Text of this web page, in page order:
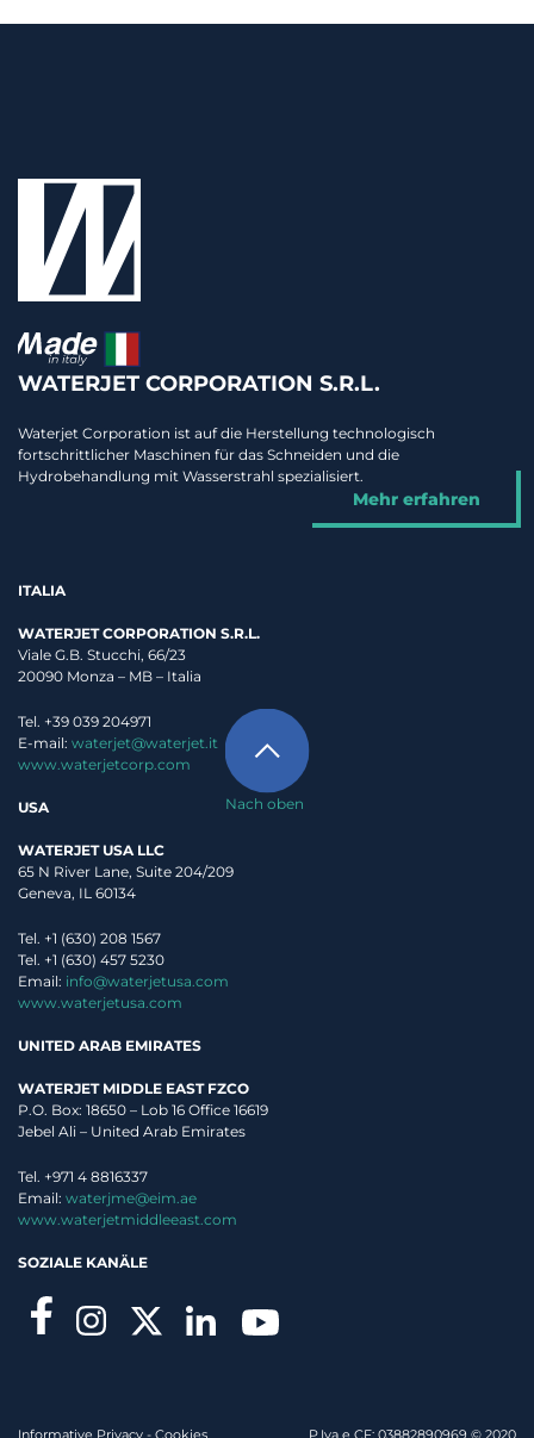
Nach oben
WATERJET CORPORATION S.R.L.
Waterjet Corporation ist auf die Herstellung technologisch
fortschrittlicher Maschinen für das Schneiden und die
Hydrobehandlung mit Wasserstrahl spezialisiert.
Mehr erfahren
ITALIA
WATERJET CORPORATION S.R.L.
Viale G.B. Stucchi, 66/23
20090 Monza – MB – Italia
Tel. +39 039 204971
E-mail: waterjet@waterjet.it
www.waterjetcorp.com
USA
WATERJET USA LLC
65 N River Lane, Suite 204/209
Geneva, IL 60134
Tel. +1 (630) 208 1567
Tel. +1 (630) 457 5230
Email: info@waterjetusa.com
www.waterjetusa.com
UNITED ARAB EMIRATES
WATERJET MIDDLE EAST FZCO
P.O. Box: 18650 – Lob 16 Office 16619
Jebel Ali – United Arab Emirates
Tel. +971 4 8816337
Email: waterjme@eim.ae
www.waterjetmiddleeast.com
SOZIALE KANÄLE